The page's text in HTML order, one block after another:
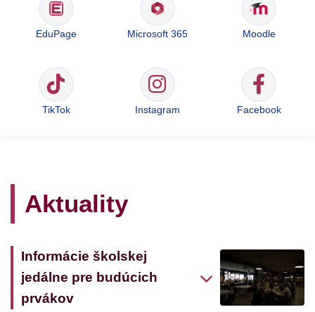
EduPage Microsoft 365 Moodle
TikTok Instagram Facebook
Aktuality
Informácie školskej
jedálne pre budúcich
prvákov